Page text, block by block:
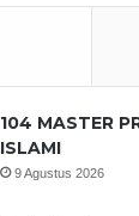
104 MASTER
ISLAMI
9 Agustus 2026